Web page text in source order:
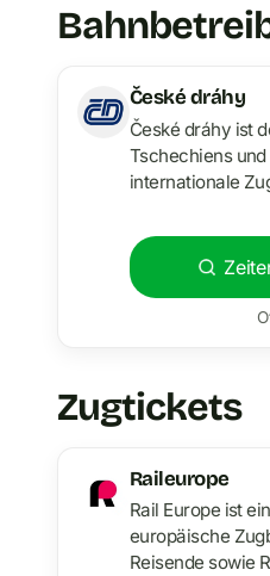
České dráhy
České dráhy ist
Tschechiens
internationale
Zugtickets
Raileurope
Rail Europe ist
europäische
Reisende sowie